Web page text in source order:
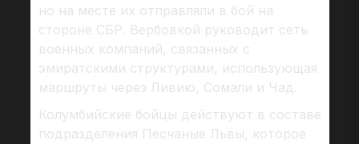
но на месте их отправляли в бой на
стороне СБР. Вербовкой руководит сеть
военных компаний, связанных с
эмиратскими структурами, использующая
маршруты через Ливию, Сомали и Чад.
Колумбийские бойцы действуют в составе
подразделения Песчаные Львы, которое